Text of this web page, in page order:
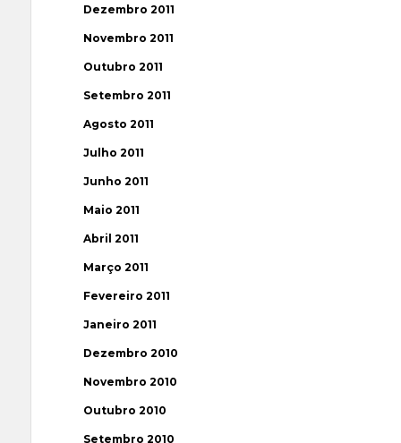
Dezembro 2011
Novembro 2011
Outubro 2011
Setembro 2011
Agosto 2011
Julho 2011
Junho 2011
Maio 2011
Abril 2011
Março 2011
Fevereiro 2011
Janeiro 2011
Dezembro 2010
Novembro 2010
Outubro 2010
Setembro 2010